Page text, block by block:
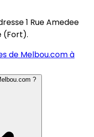
1 Rue Amedee
(Fort).
de Melbou.com à
?